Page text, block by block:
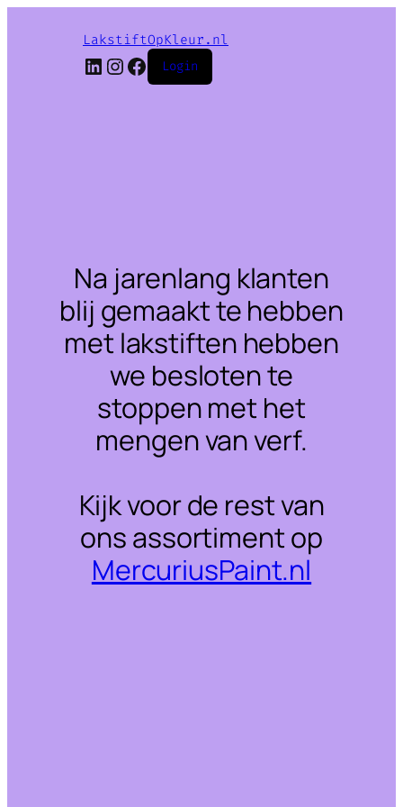
LakstiftOpKleur.nl
LinkedIn
Instagram
Facebook
Login
Na jarenlang klanten
blij gemaakt te hebben
met lakstiften hebben
we besloten te
stoppen met het
mengen van verf.
Kijk voor de rest van
ons assortiment op
MercuriusPaint.nl